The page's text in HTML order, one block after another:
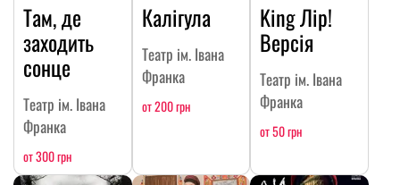
Там, де
заходить
сонце
Театр ім. Івана
Франка
от 300 грн
Калігула
Театр ім. Івана
Франка
от 200 грн
King Лір!
Версія
Театр ім. Івана
Франка
от 50 грн